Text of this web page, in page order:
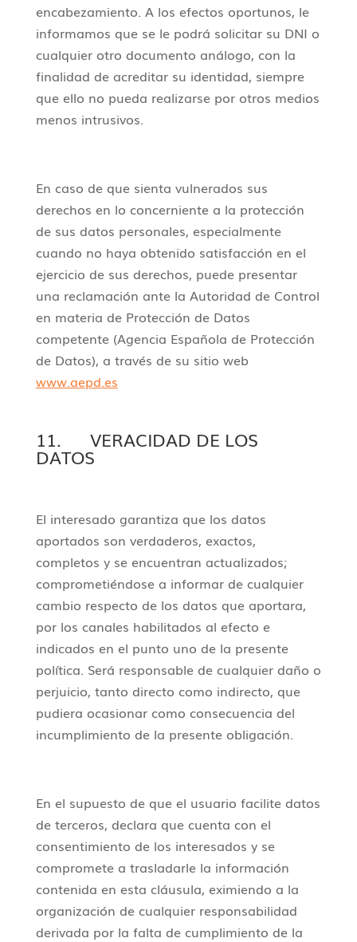
encabezamiento. A los efectos oportunos, le
informamos que se le podrá solicitar su DNI o
cualquier otro documento análogo, con la
finalidad de acreditar su identidad, siempre
que ello no pueda realizarse por otros medios
menos intrusivos.
En caso de que sienta vulnerados sus
derechos en lo concerniente a la protección
de sus datos personales, especialmente
cuando no haya obtenido satisfacción en el
ejercicio de sus derechos, puede presentar
una reclamación ante la Autoridad de Control
en materia de Protección de Datos
competente (Agencia Española de Protección
de Datos), a través de su sitio web
www.aepd.es
11. VERACIDAD DE LOS
DATOS
El interesado garantiza que los datos
aportados son verdaderos, exactos,
completos y se encuentran actualizados;
comprometiéndose a informar de cualquier
cambio respecto de los datos que aportara,
por los canales habilitados al efecto e
indicados en el punto uno de la presente
política. Será responsable de cualquier daño o
perjuicio, tanto directo como indirecto, que
pudiera ocasionar como consecuencia del
incumplimiento de la presente obligación.
En el supuesto de que el usuario facilite datos
de terceros, declara que cuenta con el
consentimiento de los interesados y se
compromete a trasladarle la información
contenida en esta cláusula, eximiendo a la
organización de cualquier responsabilidad
derivada por la falta de cumplimiento de la